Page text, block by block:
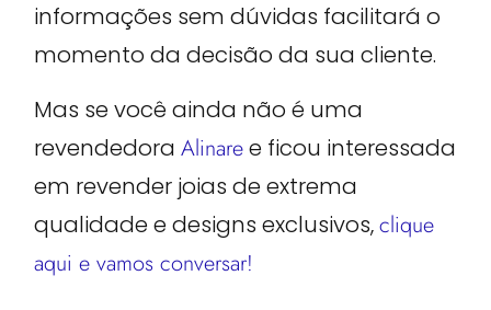
informações sem dúvidas facilitará o
momento da decisão da sua cliente.
Mas se você ainda não é uma
revendedoraAlinaree ficou interessada
em revender joias de extrema
qualidade e designs exclusivos,clique
aqui e vamos conversar!